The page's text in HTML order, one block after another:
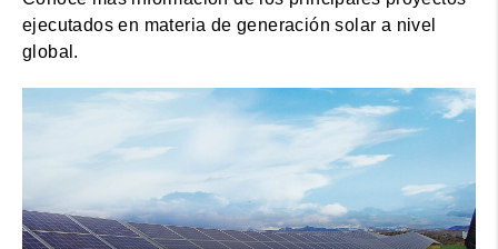
ejecutados en materia de generación solar a nivel
global.